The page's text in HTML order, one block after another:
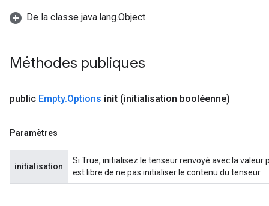
De la classe java.lang.Object
Méthodes publiques
public Empty.Options init (initialisation booléenne)
Paramètres
initialisation
Si True, initialisez le tenseur renvoyé avec la
est libre de ne pas initialiser le contenu du tenseur.